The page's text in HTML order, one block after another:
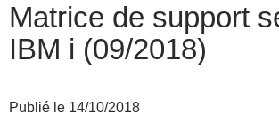
Matrice de support
IBM i (09/2018)
Publié le 14/10/2018